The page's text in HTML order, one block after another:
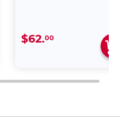
$62.00